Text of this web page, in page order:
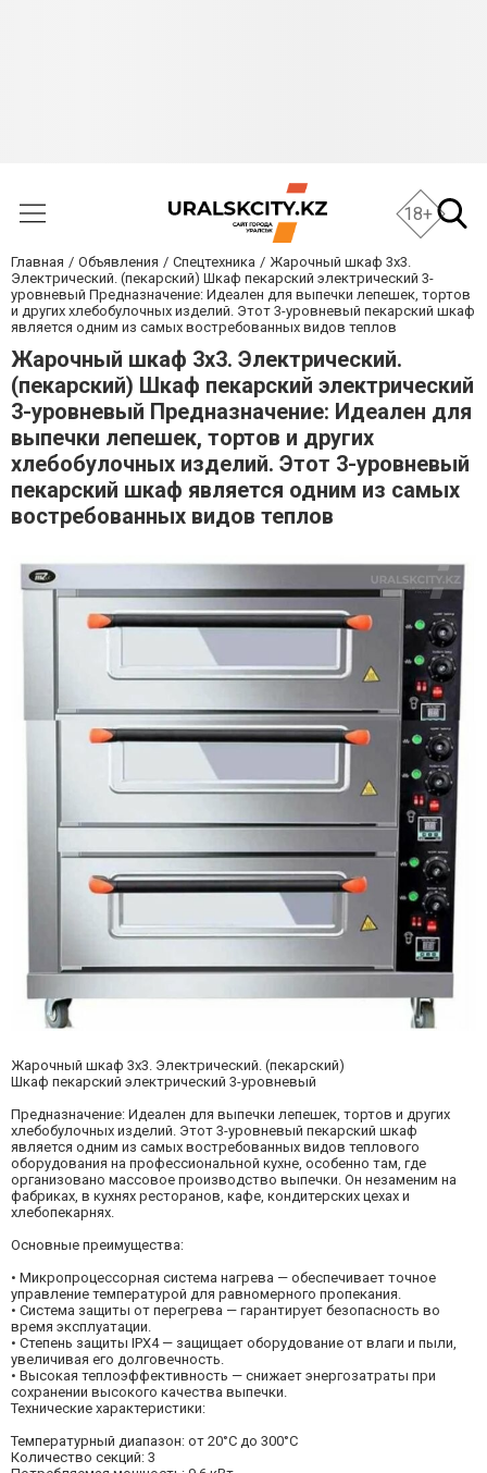
18+
Главная Объявления Спецтехника
Жарочный шкаф 3х3.
Электрический. (пекарский) Шкаф пекарский электрический 3-
уровневый Предназначение: Идеален для выпечки лепешек, тортов
и других хлебобулочных изделий. Этот 3-уровневый пекарский шкаф
является одним из самых востребованных видов теплов
Жарочный шкаф 3х3. Электрический.
(пекарский) Шкаф пекарский электрический
3-уровневый Предназначение: Идеален для
выпечки лепешек, тортов и других
хлебобулочных изделий. Этот 3-уровневый
пекарский шкаф является одним из самых
востребованных видов теплов
Жарочный шкаф 3х3. Электрический. (пекарский)
Шкаф пекарский электрический 3-уровневый
Предназначение: Идеален для выпечки лепешек, тортов и других
хлебобулочных изделий. Этот 3-уровневый пекарский шкаф
является одним из самых востребованных видов теплового
оборудования на профессиональной кухне, особенно там, где
организовано массовое производство выпечки. Он незаменим на
фабриках, в кухнях ресторанов, кафе, кондитерских цехах и
хлебопекарнях.
Основные преимущества:
• Микропроцессорная система нагрева — обеспечивает точное
управление температурой для равномерного пропекания.
• Система защиты от перегрева — гарантирует безопасность во
время эксплуатации.
• Степень защиты IPX4 — защищает оборудование от влаги и пыли,
увеличивая его долговечность.
• Высокая теплоэффективность — снижает энергозатраты при
сохранении высокого качества выпечки.
Технические характеристики:
Температурный диапазон: от 20°C до 300°C
Количество секций: 3